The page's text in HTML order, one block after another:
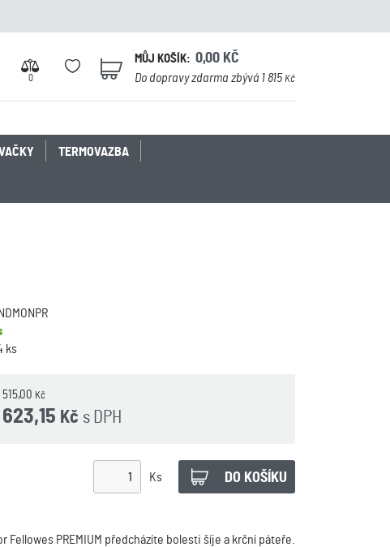
0
0
MŮJ KOŠÍK: 0,00 KČ
Do dopravy zdarma zbývá 1 815Kč
TERMOVAZBA
ks
515,00 Kč
s DPH
623,15 Kč
Ks
Fellowes PREMIUM předcházíte bolesti šíje a krční páteře.